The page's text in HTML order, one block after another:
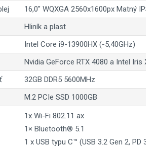
16,0" WQXGA 2560x1600px Matný IPS
Hliník a plast
Intel Core i9-13900HX (-5,40GHz)
Nvidia GeForce RTX 4080 a Intel Iris Xe
32GB DDR5 5600MHz
M.2 PCIe SSD 1000GB
1x Wi-Fi 802.11 ax
1× Bluetooth® 5.1
1 x USB typu C™ (USB 3.2 Gen 2, PD